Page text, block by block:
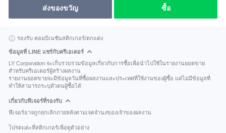
ส่งของขวัญ ซื้อ
รองรับ คอมบิเนชันสติกเกอร์/ตกแต่ง
ข้อมูลที่ LINE แชร์กับครีเอเตอร์
LY Corporation จะเก็บรวบรวมข้อมูลเกี่ยวกับการซื้อเพื่อนำไปใช้ในรายงานยอดขาย
สำหรับครีเอเตอร์ผู้สร้างผลงาน
รายงานยอดขายจะมีข้อมูลวันที่ซื้อผลงานและประเทศที่ใช้งานของผู้ซื้อ แต่ไม่มีข้อมูลที่
ทำให้สามารถระบุตัวตนผู้ซื้อได้
เกี่ยวกับฟีเจอร์ที่รองรับ
ฟีเจอร์อาจถูกยกเลิกภายหลังตามเจตจำนงของเจ้าของผลงาน
โปรดแตะที่สติกเกอร์เพื่อดูตัวอย่าง